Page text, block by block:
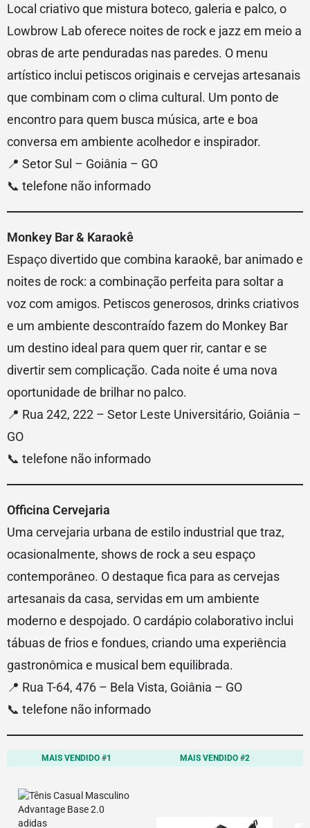
Local criativo que mistura boteco, galeria e palco, o
Lowbrow Lab oferece noites de rock e jazz em meio a
obras de arte penduradas nas paredes. O menu
artístico inclui petiscos originais e cervejas artesanais
que combinam com o clima cultural. Um ponto de
encontro para quem busca música, arte e boa
conversa em ambiente acolhedor e inspirador.
📍 Setor Sul – Goiânia – GO
📞 telefone não informado
Monkey Bar & Karaokê
Espaço divertido que combina karaokê, bar animado e
noites de rock: a combinação perfeita para soltar a
voz com amigos. Petiscos generosos, drinks criativos
e um ambiente descontraído fazem do Monkey Bar
um destino ideal para quem quer rir, cantar e se
divertir sem complicação. Cada noite é uma nova
oportunidade de brilhar no palco.
📍 Rua 242, 222 – Setor Leste Universitário, Goiânia –
GO
📞 telefone não informado
Officina Cervejaria
Uma cervejaria urbana de estilo industrial que traz,
ocasionalmente, shows de rock a seu espaço
contemporâneo. O destaque fica para as cervejas
artesanais da casa, servidas em um ambiente
moderno e despojado. O cardápio colaborativo inclui
tábuas de frios e fondues, criando uma experiência
gastronômica e musical bem equilibrada.
📍 Rua T-64, 476 – Bela Vista, Goiânia – GO
📞 telefone não informado
MAIS VENDIDO #1 MAIS VENDIDO #2